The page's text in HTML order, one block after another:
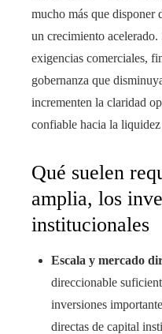
mucho más que disponer
un crecimiento
exigencias comerciales,
gobernanza que
incrementen la claridad
confiable hacia la
Qué suelen
amplia, los
institucionales
Escala y mercado
direccionable
inversiones
directas de capital